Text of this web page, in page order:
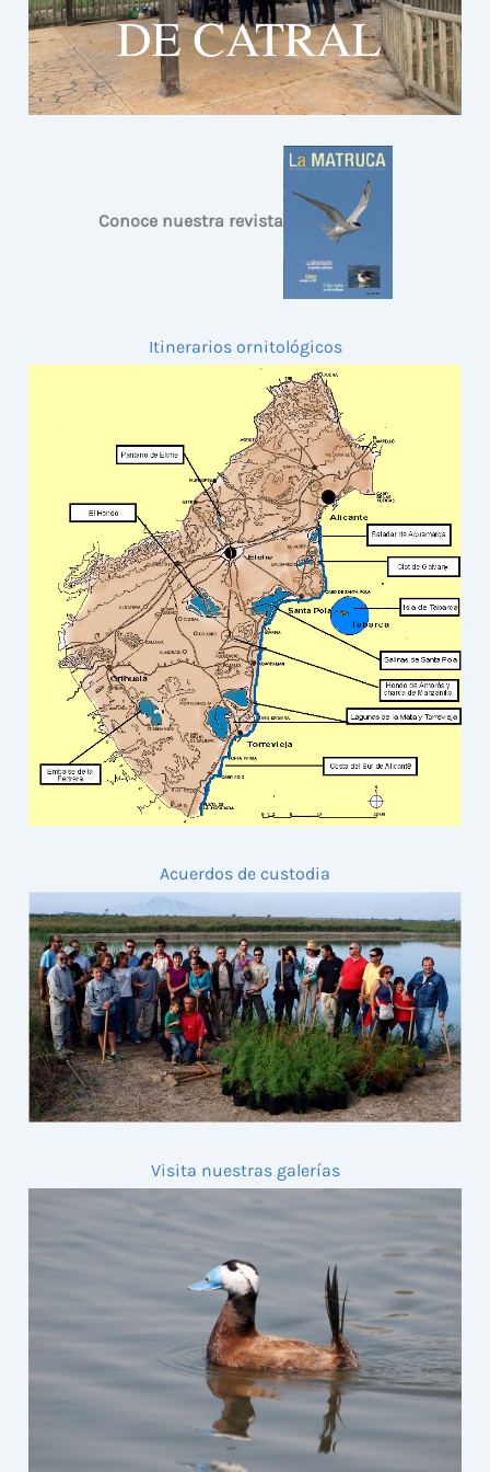
Conoce nuestra revista
Itinerarios ornitológicos
Acuerdos de custodia
Visita nuestras galerías